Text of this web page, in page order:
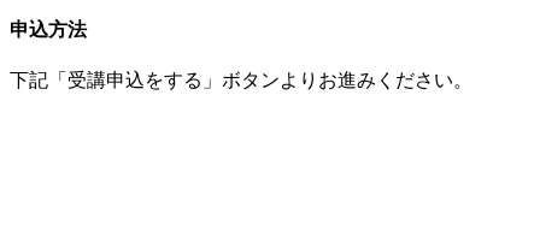
申込方法
下記「受講申込をする」ボタンよりお進みください。